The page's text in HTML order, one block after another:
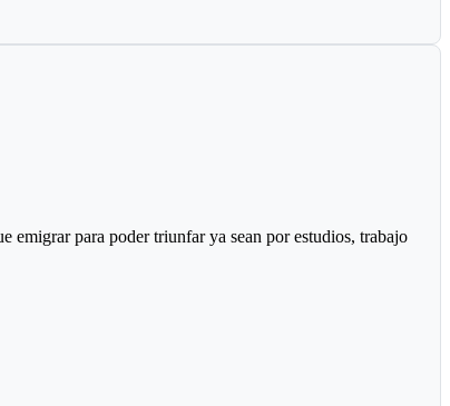
emigrar para poder triunfar ya sean por estudios, trabajo
Carlos Guillermo Rey, también recibió los
capital dominicana.